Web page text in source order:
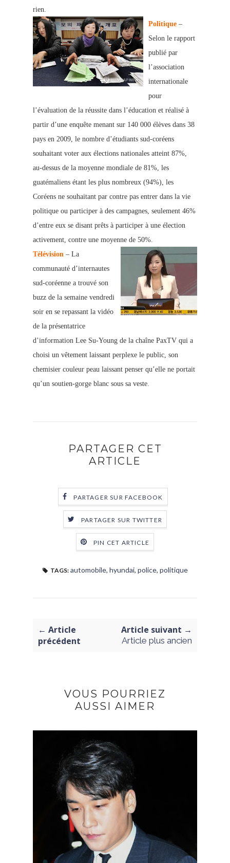
rien.
Politique –
Selon le rapport
publié par
l’association
internationale
pour
l’évaluation de la réussite dans l’éducation et réalisé à
partir d’une enquête menant sur 140 000 élèves dans 38
pays en 2009, le nombre d’étudiants sud-coréens
souhaitant voter aux élections nationales atteint 87%,
au-dessus de la moyenne mondiale de 81%, les
guatémaliens étant les plus nombreux (94%), les
Coréens ne souhaitant par contre pas entrer dans la vie
politique ou participer à des campagnes, seulement 46%
d’entre eux se disant prêts à participer à une élection
activement, contre une moyenne de 50%.
Télévision – La
communauté d’internautes
sud-coréenne a trouvé son
buzz de la semaine vendredi
soir en se repassant la vidéo
de la présentatrice
d’information Lee Su-Young de la chaîne PaxTV qui a
choisi un vêtement laissant perplexe le public, son
chemisier couleur peau laissant penser qu’elle ne portait
qu’un soutien-gorge blanc sous sa veste.
PARTAGER CET
ARTICLE
PARTAGER SUR FACEBOOK
PARTAGER SUR TWITTER
PIN CET ARTICLE
TAGS: automobile, hyundai, police, politique
← Article
précédent
Article suivant →
Article plus ancien
VOUS POURRIEZ
AUSSI AIMER